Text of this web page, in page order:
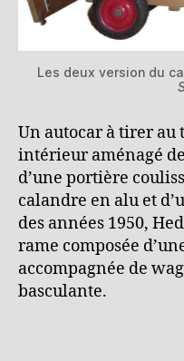
Les deux version du
Un autocar à tirer au
intérieur aménagé
d’une portière
calandre en alu et
des années 1950,
rame composée
accompagnée de
basculante.